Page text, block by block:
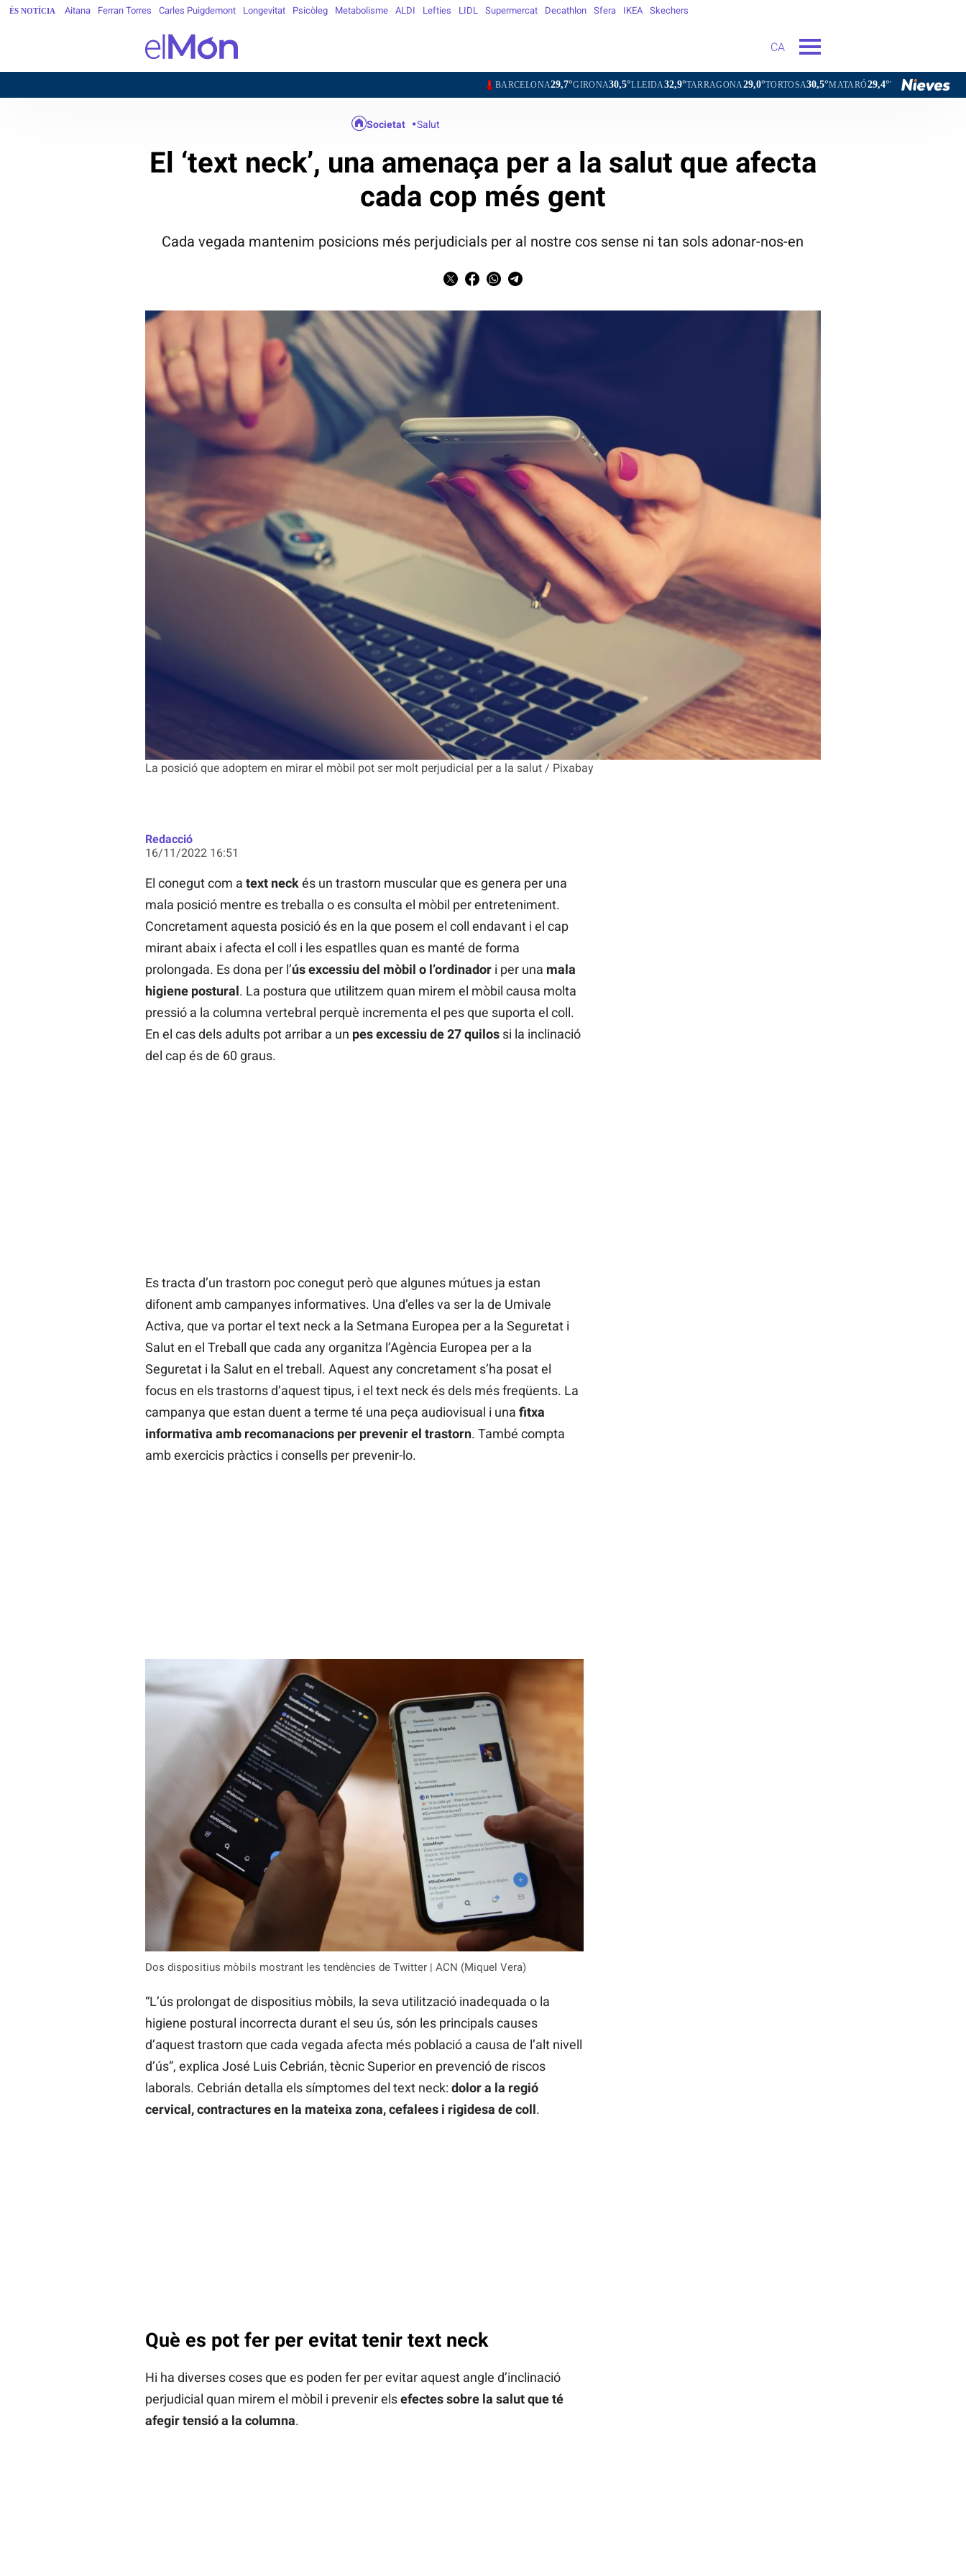
ÉS NOTÍCIA Aitana Ferran Torres Carles Puigdemont Longevitat Psicòleg Metabolisme ALDI Lefties LIDL Supermercat Decathlon Sfera IKEA Skechers
CA
29,7°GIRONA30,5°LLEIDA32,9°TARRAGONA29,0°TORTOSA30,5°MATARÓ29,4°VIC30,9°VILAFRANCA DEL
La posició que adoptem en mirar el mòbil pot ser molt perjudicial per a la salut / Pixabay
Societat Salut
El ‘text neck’, una amenaça per a la salut que afecta
cada cop més gent
Cada vegada mantenim posicions més perjudicials per al nostre cos sense ni tan sols adonar-nos-en
Redacció
16/11/2022 16:51
El conegut com a text neckés un trastorn muscular que es genera per una
mala posició mentre es treballa o es consulta el mòbil per entreteniment.
Concretament aquesta posició és en la que posem el coll endavant i el cap
mirant abaix i afecta el coll i les espatlles quan es manté de forma
prolongada. Es dona per l’ús excessiu del mòbil o l’ordinadori per una mala
higiene postural. La postura que utilitzem quan mirem el mòbil causa molta
pressió a la columna vertebral perquè incrementa el pes que suporta el coll.
En el cas dels adults pot arribar a un pes excessiu de 27 quilos si la inclinació
del cap és de 60 graus.
Es tracta d’un trastorn poc conegut però que algunes mútues ja estan
difonent amb campanyes informatives. Una d’elles va ser la de Umivale
Activa, que va portar el text neck a la Setmana Europea per a la Seguretat i
Salut en el Treball que cada any organitza l’Agència Europea per a la
Seguretat i la Salut en el treball. Aquest any concretament s’ha posat el
focus en els trastorns d’aquest tipus, i el text neck és dels més freqüents. La
campanya que estan duent a terme té una peça audiovisual i una fitxa
informativa amb recomanacions per prevenir el trastorn. També compta
amb exercicis pràctics i consells per prevenir-lo.
Dos dispositius mòbils mostrant les tendències de Twitter | ACN (Miquel Vera)
“L’ús prolongat de dispositius mòbils, la seva utilització inadequada o la
higiene postural incorrecta durant el seu ús, són les principals causes
d’aquest trastorn que cada vegada afecta més població a causa de l’alt nivell
d’ús”, explica José Luis Cebrián, tècnic Superior en prevenció de riscos
laborals. Cebrián detalla els símptomes del text neck: dolor a la regió
cervical, contractures en la mateixa zona, cefalees i rigidesa de coll.
Què es pot fer per evitat tenir text neck
Hi ha diverses coses que es poden fer per evitar aquest angle d’inclinació
perjudicial quan mirem el mòbil i prevenir elsefectes sobre la salut que té
afegir tensió a la columna.